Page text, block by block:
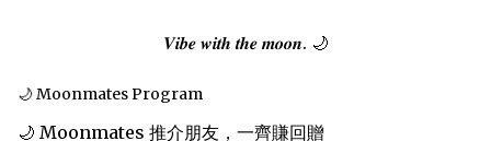
𝑽𝒊𝒃𝒆 𝒘𝒊𝒕𝒉 𝒕𝒉𝒆 𝒎𝒐𝒐𝒏. 🌙
🌙 Moonmates Program
🌙 Moonmates 推介朋友，一齊賺回贈